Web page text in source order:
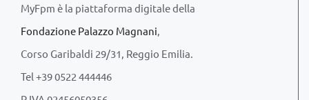
MyFpm è la piattaforma digitale della
Fondazione Palazzo Magnani
Corso Garibaldi 29/31, Reggio Emilia.
Tel +39 0522 444446